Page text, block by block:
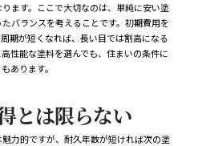
ます。ここで大切なのは、単純に安い塗
バランスを考えることです。初期費用を
期が短くなれば、長い目では割高になる
性能な塗料を選んでも、住まいの条件に
あります。
とは限らない
力的ですが、耐久年数が短ければ次の塗